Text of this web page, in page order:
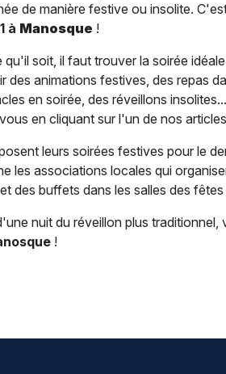
de manière festive ou insolite.
à Manosque !
soit, il faut trouver la soirée
des animations festives, des repas
en soirée, des réveillons
en cliquant sur l'un de nos
leurs soirées festives pour le
les associations locales qui
des buffets dans les salles des fêtes
nuit du réveillon plus traditionnel,
!